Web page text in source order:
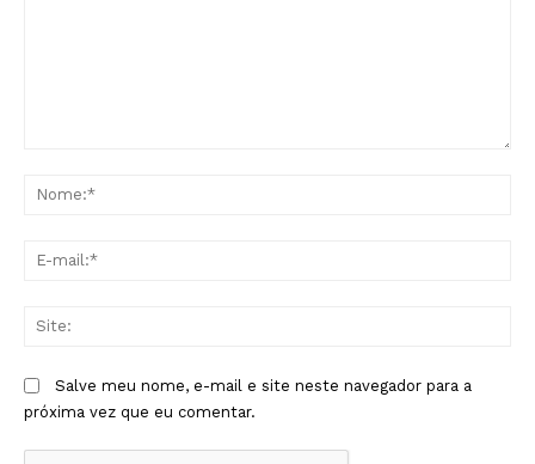
Salve meu nome, e-mail e site neste navegador para a
próxima vez que eu comentar.